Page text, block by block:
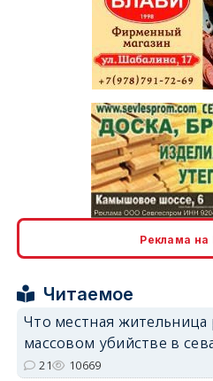
Реклама на
Читаемое
Что местная жительница
массовом убийстве в
21 10669